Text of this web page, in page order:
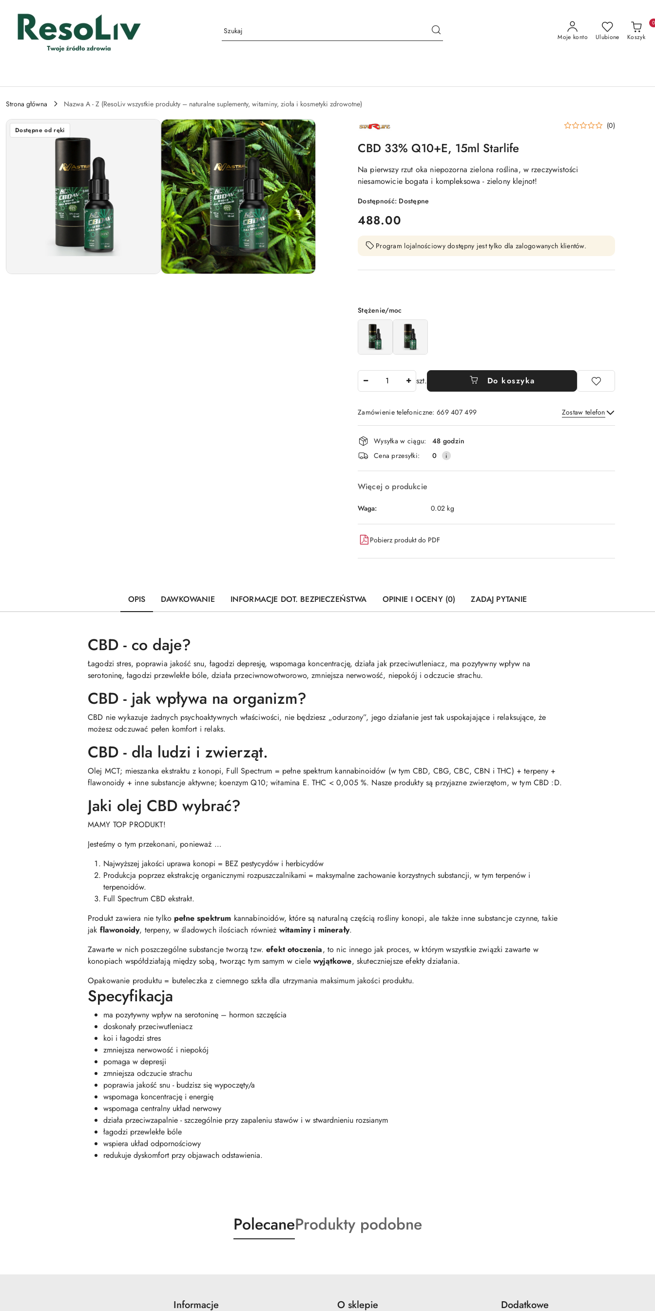
Moje konto Ulubione Koszyk
0
Strona główna Nazwa A - Z (ResoLiv wszystkie produkty – naturalne suplementy, witaminy, zioła i kosmetyki zdrowotne)
Dostępne od ręki
NAZWA
PRODUCENTA: (0)
CBD 33% Q10+E, 15ml Starlife
Na pierwszy rzut oka niepozorna zielona roślina, w rzeczywistości
niesamowicie bogata i kompleksowa - zielony klejnot!
Dostępność: Dostępne
cena:
488.00
Program lojalnościowy dostępny jest tylko dla zalogowanych klientów.
Wariant
Stężenie/moc
szt. Do koszyka
Zamówienie telefoniczne: 669 407 499 Zostaw telefon
Wyślij
Dostępność
i
dostawa
Wysyłka w ciągu:
48 godzin
Cena przesyłki:
0
Więcej o produkcie
Waga: 0.02 kg
Pobierz produkt do PDF
OPIS DAWKOWANIE INFORMACJE DOT. BEZPIECZEŃSTWA OPINIE I OCENY (0) ZADAJ PYTANIE
CBD - co daje?
Łagodzi stres, poprawia jakość snu, łagodzi depresję, wspomaga koncentrację, działa jak przeciwutleniacz, ma pozytywny wpływ na
serotoninę, łagodzi przewlekłe bóle, działa przeciwnowotworowo, zmniejsza nerwowość, niepokój i odczucie strachu.
CBD - jak wpływa na organizm?
CBD nie wykazuje żadnych psychoaktywnych właściwości, nie będziesz „odurzony”, jego działanie jest tak uspokajające i relaksujące, że
możesz odczuwać pełen komfort i relaks.
CBD - dla ludzi i zwierząt.
Olej MCT; mieszanka ekstraktu z konopi, Full Spectrum = pełne spektrum kannabinoidów (w tym CBD, CBG, CBC, CBN i THC) + terpeny +
flawonoidy + inne substancje aktywne; koenzym Q10; witamina E. THC < 0,005 %. Nasze produkty są przyjazne zwierzętom, w tym CBD :D.
Jaki olej CBD wybrać?
MAMY TOP PRODUKT!
Jesteśmy o tym przekonani, ponieważ …
Najwyższej jakości uprawa konopi = BEZ pestycydów i herbicydów
Produkcja poprzez ekstrakcję organicznymi rozpuszczalnikami = maksymalne zachowanie korzystnych substancji, w tym terpenów i
terpenoidów.
Full Spectrum CBD ekstrakt.
Produkt zawiera nie tylko pełne spektrum kannabinoidów, które są naturalną częścią rośliny konopi, ale także inne substancje czynne, takie
jak flawonoidy, terpeny, w śladowych ilościach również witaminy i minerały.
Zawarte w nich poszczególne substancje tworzą tzw.efekt otoczenia, to nic innego jak proces, w którym wszystkie związki zawarte w
konopiach współdziałają między sobą, tworząc tym samym w cielewyjątkowe, skuteczniejsze efekty działania.
Opakowanie produktu = buteleczka z ciemnego szkła dla utrzymania maksimum jakości produktu.
Specyfikacja
ma pozytywny wpływ na serotoninę – hormon szczęścia
doskonały przeciwutleniacz
koi i łagodzi stres
zmniejsza nerwowość i niepokój
pomaga w depresji
zmniejsza odczucie strachu
poprawia jakość snu - budzisz się wypoczęty/a
wspomaga koncentrację i energię
wspomaga centralny układ nerwowy
działa przeciwzapalnie - szczególnie przy zapaleniu stawów i w stwardnieniu rozsianym
łagodzi przewlekłe bóle
wspiera układ odpornościowy
redukuje dyskomfort przy objawach odstawienia.
Produkty
o
PolecaneProdukty
o
Produkty podobne
Informacje O sklepie Dodatkowe